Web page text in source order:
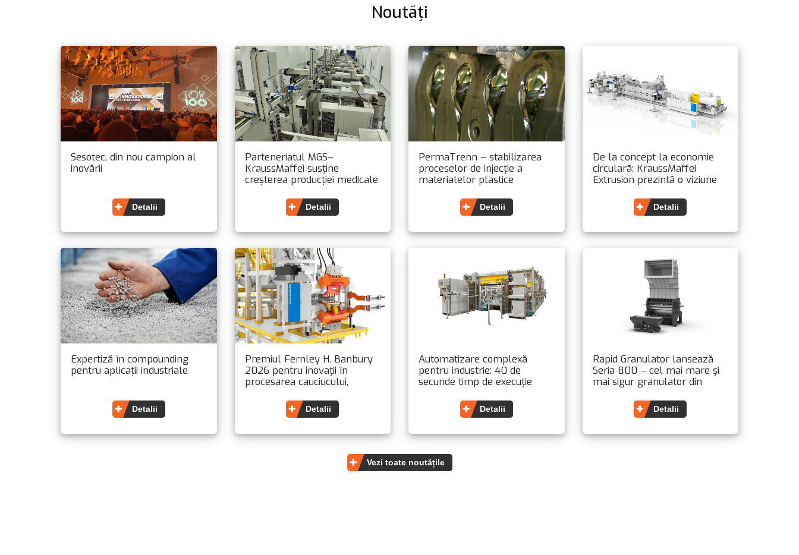
Noutăți
Sesotec, din nou campion al
inovării
Detalii
Parteneriatul MGS–
KraussMaffei susține
creșterea producției medicale
Detalii
PermaTrenn – stabilizarea
proceselor de injecție a
materialelor plastice
Detalii
De la concept la economie
circulară: KraussMaffei
Extrusion prezintă o viziune
Detalii
Expertiză în compounding
pentru aplicații industriale
Detalii
Premiul Fernley H. Banbury
2026 pentru inovații în
procesarea cauciucului,
(KraussMaffei Extrusion)
Detalii
Automatizare complexă
pentru industrie: 40 de
secunde timp de execuție
Detalii
Rapid Granulator lansează
Seria 800 – cel mai mare și
mai sigur granulator din
Detalii
Vezi toate noutățile